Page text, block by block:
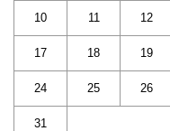
10 11 12
17 18 19
24 25 26
31